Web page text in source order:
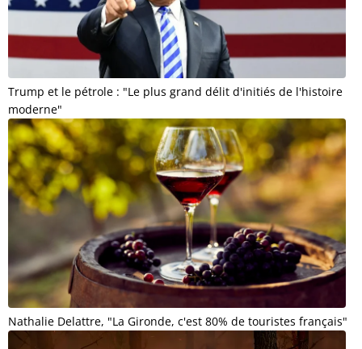
Trump et le pétrole : "Le plus grand délit d'initiés de l'histoire
moderne"
Nathalie Delattre, "La Gironde, c'est 80% de touristes français"